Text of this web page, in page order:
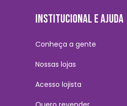
INSTITUCIONAL E AJUDA
Conheça a gente
Nossas lojas
Acesso lojista